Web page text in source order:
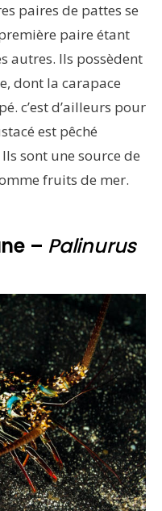
paires de pattes se
paire étant
autres. Ils possèdent
dont la carapace
c’est d’ailleurs pour
est pêché
sont une source de
fruits de mer.
– Palinurus